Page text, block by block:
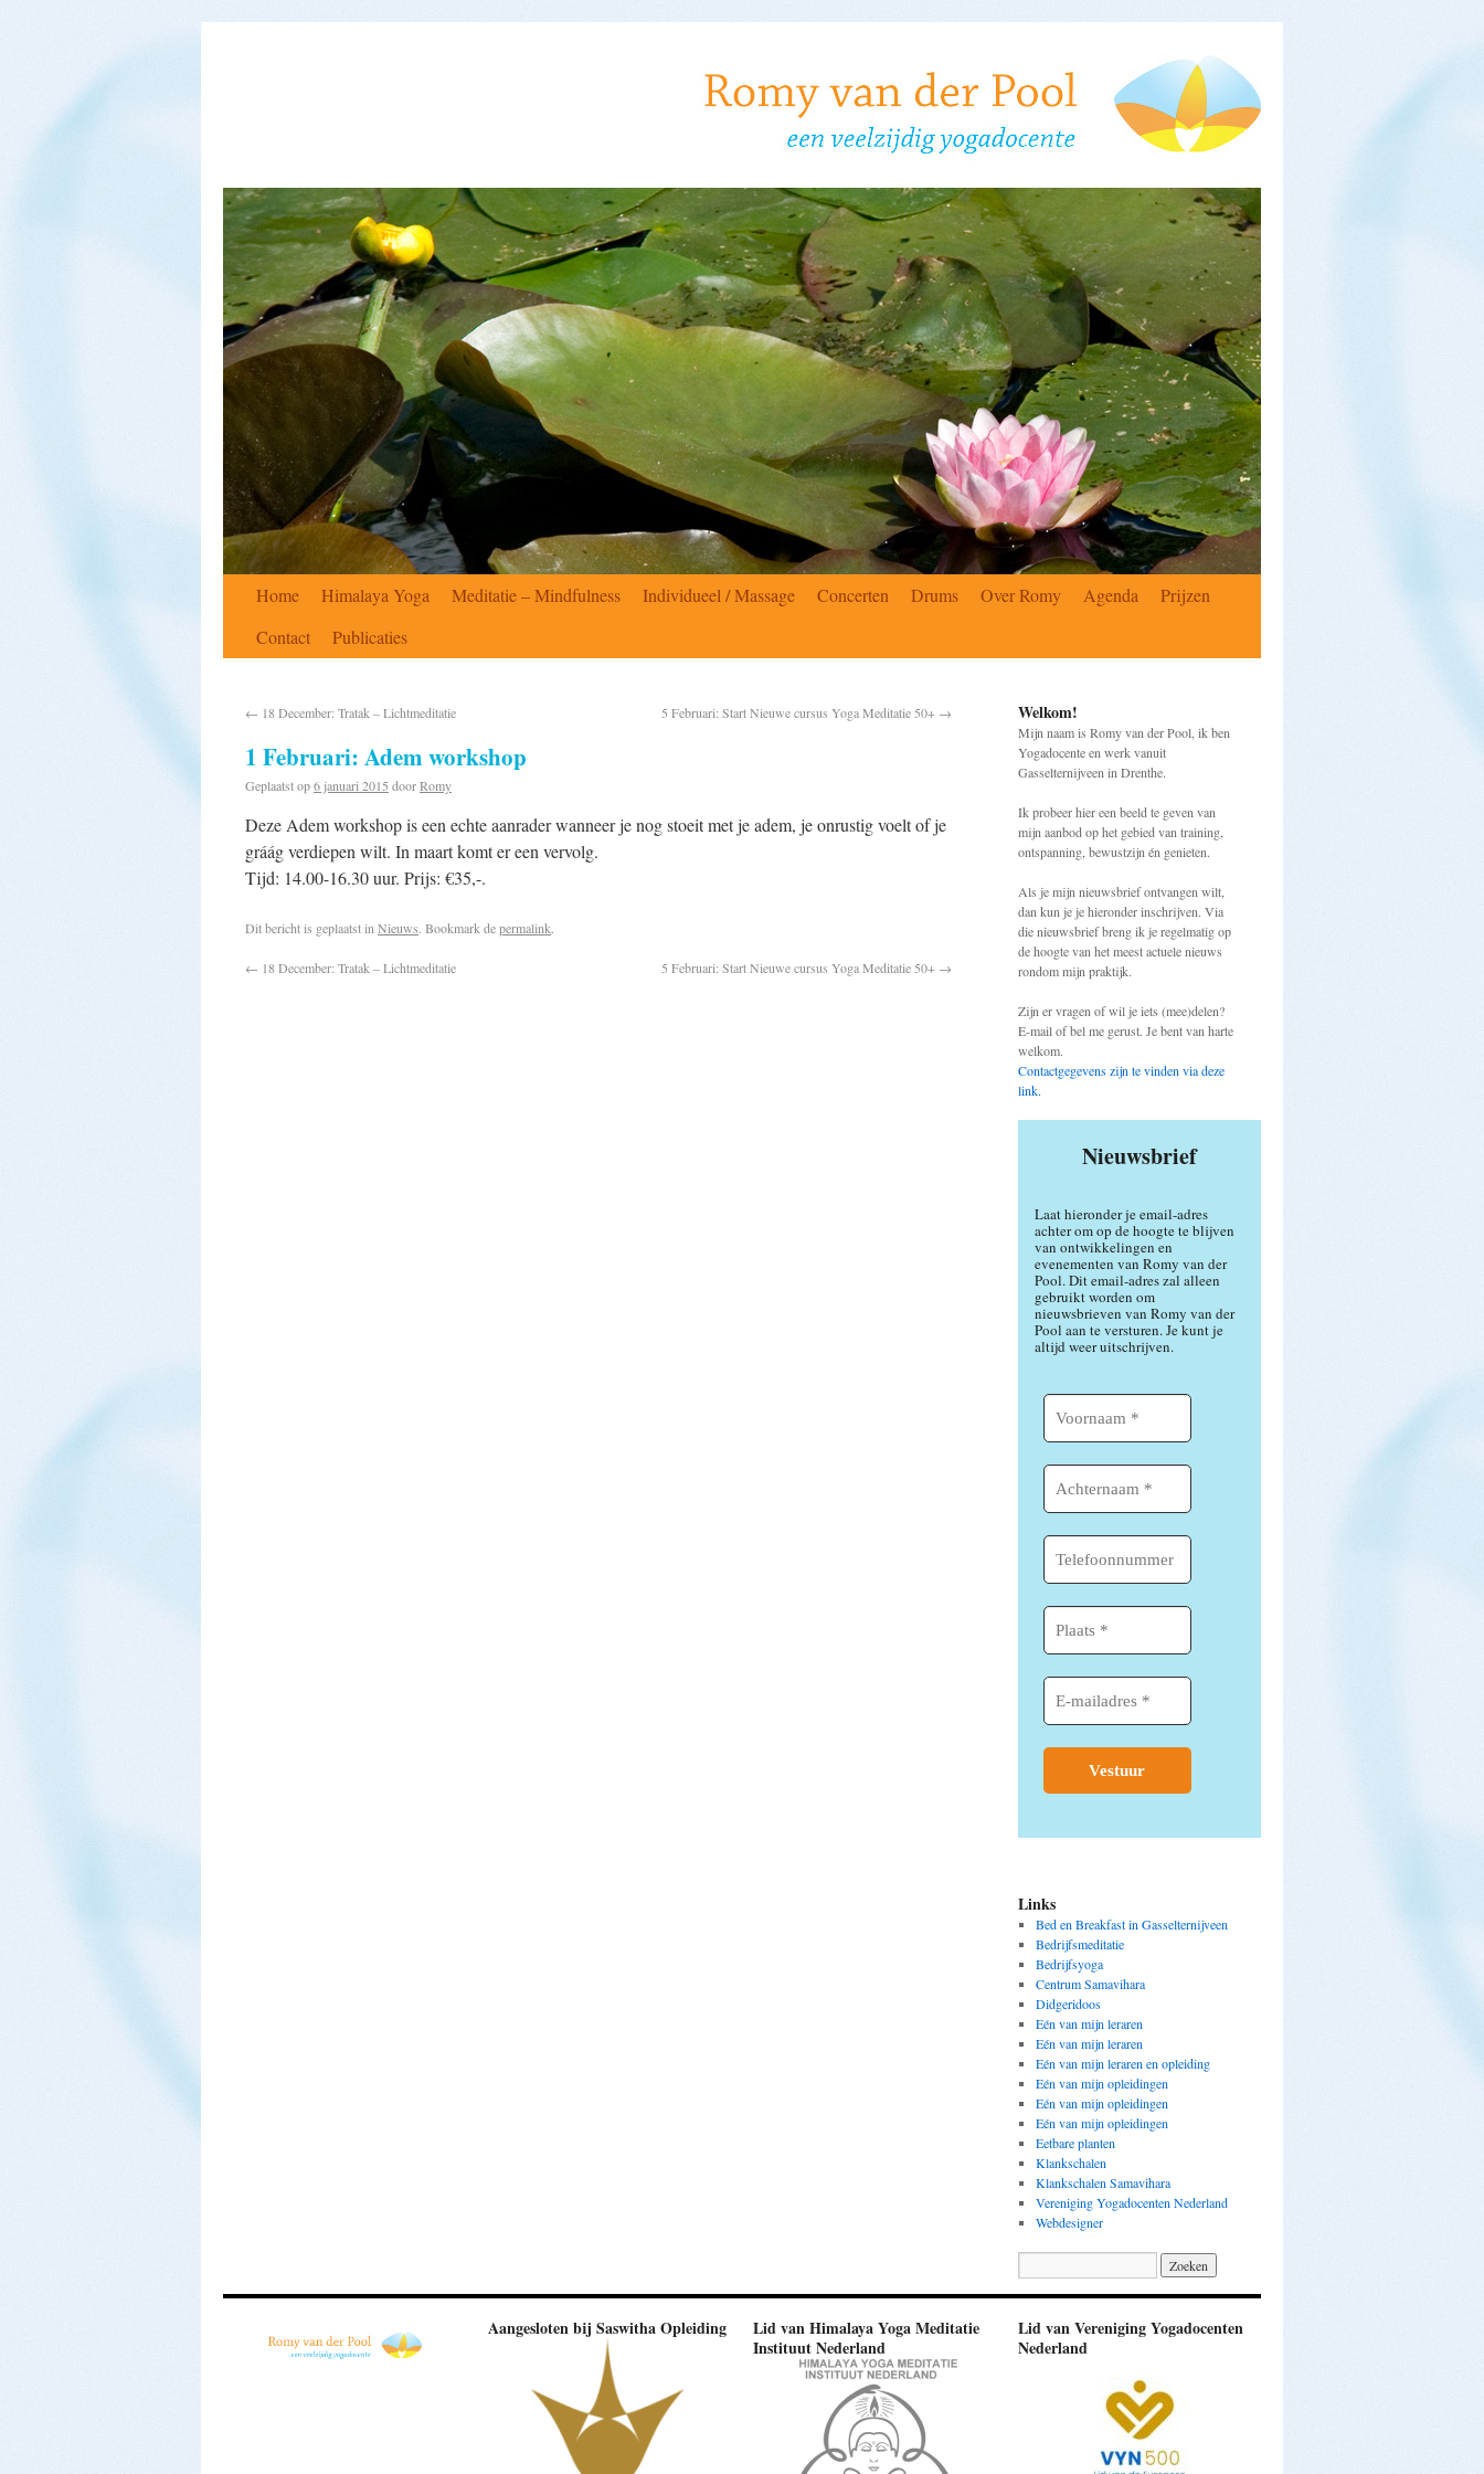
Home Himalaya Yoga Meditatie – Mindfulness Individueel / Massage Concerten Drums Over Romy Agenda
Prijzen
Contact
Publicaties
← 18 December: Tratak – Lichtmeditatie 5 Februari: Start Nieuwe cursus Yoga Meditatie 50+ →
1 Februari: Adem workshop
Geplaatst op6 januari 2015 doorRomy
Deze Adem workshop is een echte aanrader wanneer je nog stoeit met je adem, je onrustig voelt of je
gráág verdiepen wilt. In maart komt er een vervolg.
Tijd: 14.00-16.30 uur. Prijs: €35,-.
Dit bericht is geplaatst in Nieuws. Bookmark depermalink.
← 18 December: Tratak – Lichtmeditatie 5 Februari: Start Nieuwe cursus Yoga Meditatie 50+ →
Welkom!
Mijn naam is Romy van der Pool, ik ben
Yogadocente en werk vanuit
Gasselternijveen in Drenthe.
Ik probeer hier een beeld te geven van
mijn aanbod op het gebied van training,
ontspanning, bewustzijn én genieten.
Als je mijn nieuwsbrief ontvangen wilt,
dan kun je je hieronder inschrijven. Via
die nieuwsbrief breng ik je regelmatig op
de hoogte van het meest actuele nieuws
rondom mijn praktijk.
Zijn er vragen of wil je iets (mee)delen?
E-mail of bel me gerust. Je bent van harte
welkom.
Contactgegevens zijn te vinden via deze
link.
Nieuwsbrief
Laat hieronder je email-adres
achter om op de hoogte te blijven
van ontwikkelingen en
evenementen van Romy van der
Pool. Dit email-adres zal alleen
gebruikt worden om
nieuwsbrieven van Romy van der
Pool aan te versturen. Je kunt je
altijd weer uitschrijven.
Links
Bed en Breakfast in Gasselternijveen
Bedrijfsmeditatie
Bedrijfsyoga
Centrum Samavihara
Didgeridoos
Eén van mijn leraren
Eén van mijn leraren
Eén van mijn leraren en opleiding
Eén van mijn opleidingen
Eén van mijn opleidingen
Eén van mijn opleidingen
Eetbare planten
Klankschalen
Klankschalen Samavihara
Vereniging Yogadocenten Nederland
Webdesigner
Aangesloten bij Saswitha Opleiding
Lid van Himalaya Yoga Meditatie
Instituut Nederland
Lid van Vereniging Yogadocenten
Nederland